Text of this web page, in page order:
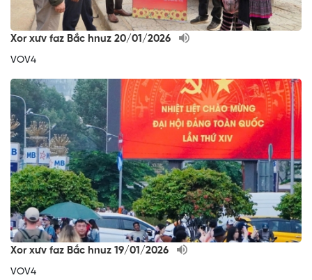
Xor xưv faz Bắc hnuz 20/01/2026
VOV4
Xor xưv faz Bắc hnuz 19/01/2026
VOV4